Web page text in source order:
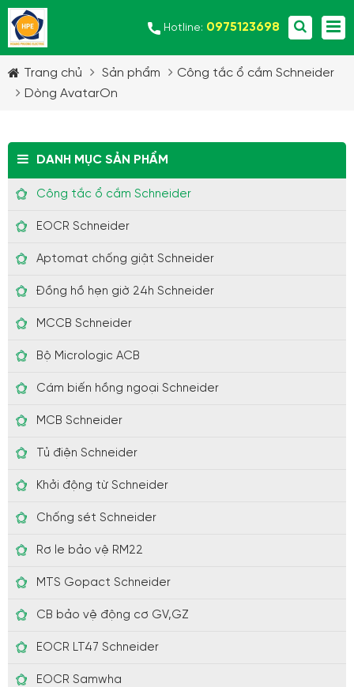
Hotline: 0975123698
Trang chủ Sản phẩm
Công tắc ổ cắm Schneider
Dòng AvatarOn
DANH MỤC SẢN PHẨM
Công tắc ổ cắm Schneider
EOCR Schneider
Aptomat chống giật Schneider
Đồng hồ hẹn giờ 24h Schneider
MCCB Schneider
Bộ Micrologic ACB
Cám biến hồng ngoại Schneider
MCB Schneider
Tủ điện Schneider
Khởi động từ Schneider
Chống sét Schneider
Rơ le bảo vệ RM22
MTS Gopact Schneider
CB bảo vệ động cơ GV,GZ
EOCR LT47 Schneider
EOCR Samwha